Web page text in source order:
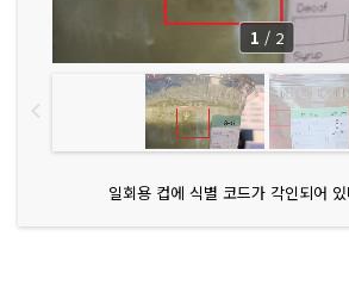
일회용 컵에 식별 코드가 각인되어
1 / 2